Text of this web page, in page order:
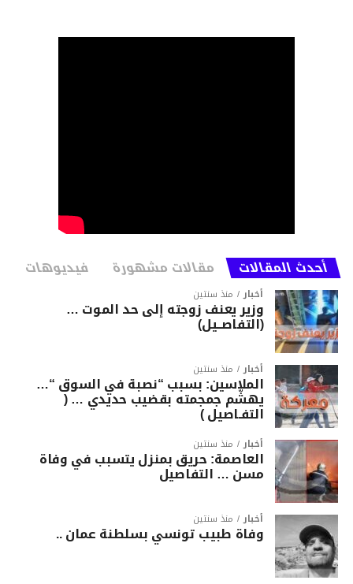
أحدث المقالات مقالات مشهورة فيديوهات
أخبار منذ سنتين
وزير يعنف زوجته إلى حد الموت …
(التفاصــيل)
أخبار منذ سنتين
الملاسين: بسبب “نصبة في السوق “…
يهشّم جمجمته بقضيب حديدي … (
التفـاصيل )
أخبار منذ سنتين
العاصمة: حريق بمنزل يتسبب في وفاة
مسن … التفاصيل
أخبار منذ سنتين
وفاة طبيب تونسي بسلطنة عمان ..